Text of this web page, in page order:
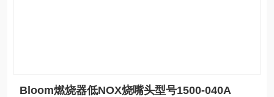
Bloom燃烧器低NOX烧嘴头型号1500-040A